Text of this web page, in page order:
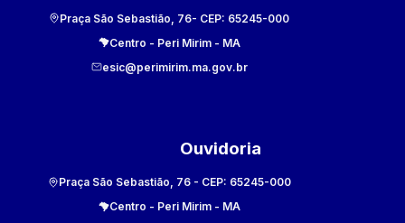
Praça São Sebastião, 76- CEP: 65245-000
Centro - Peri Mirim- MA
esic@perimirim.ma.gov.br
Ouvidoria
Praça São Sebastião, 76- CEP: 65245-000
Centro - Peri Mirim- MA